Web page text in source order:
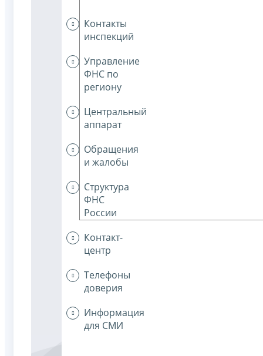
Контакты
инспекций
Управление
ФНС по
региону
Центральный
аппарат
Обращения
и жалобы
Структура
ФНС
России
Контакт-
центр
Телефоны
доверия
Информация
для СМИ